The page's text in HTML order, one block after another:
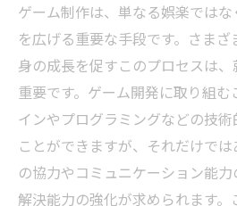
ゲーム制作は、単なる娯楽では
を広げる重要な手段です。さま
身の成長を促すこのプロセスは
重要です。ゲーム開発に取り組
インやプログラミングなどの技
ことができますが、それだけで
の協力やコミュニケーション能
解決能力の強化が求められます